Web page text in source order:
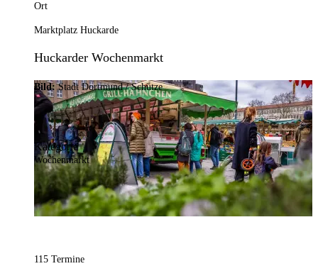
Ort
Marktplatz Huckarde
Huckarder Wochenmarkt
Bild:Stadt Dortmund / Schütze
Kategorie
Wochenmarkt
115 Termine